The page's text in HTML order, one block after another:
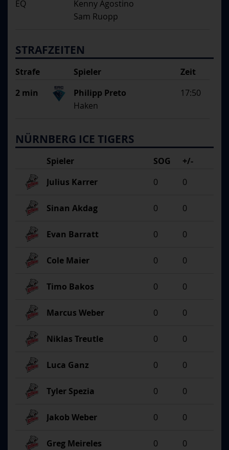
Kenny Agostino
Sam Ruopp
EQ
STRAFZEITEN
Strafe Zeit
Spieler
Begründung
2 min 17:50
Philipp Preto
Haken
NÜRNBERG ICE TIGERS
Spieler SOG
+/-
Julius Karrer
0 0
Sinan Akdag 0 0
Evan Barratt 0 0
Cole Maier 0 0
Timo Bakos 0 0
Marcus Weber 0 0
Niklas Treutle 0 0
Luca Ganz 0 0
Tyler Spezia 0 0
Jakob Weber 0 0
Greg Meireles 0 0